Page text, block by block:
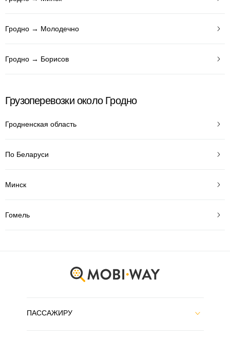
Гродно → Молодечно
Гродно → Борисов
Грузоперевозки около Гродно
Гродненская область
По Беларуси
Минск
Гомель
ПАССАЖИРУ